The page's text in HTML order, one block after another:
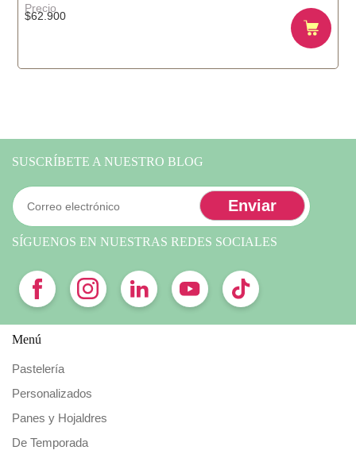
Precio
$62.900
SUSCRÍBETE A NUESTRO BLOG
SÍGUENOS EN NUESTRAS REDES SOCIALES
Menú
Pastelería
Personalizados
Panes y Hojaldres
De Temporada